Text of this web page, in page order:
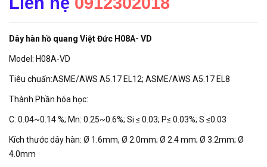
Dây hàn hồ quang Việt Đức H08A- VD
Model: H08A-VD
Tiêu chuẩn:ASME/AWS A5.17 EL12; ASME/AWS A5.17 EL8
Thành Phần hóa học:
C: 0.04~0.14 %; Mn: 0.25~0.6%; Si ≤ 0.03; P≤ 0.03%; S ≤0.03
Kích thước dây hàn: Ø 1.6mm, Ø 2.0mm; Ø 2.4 mm; Ø 3.2mm; Ø
4.0mm